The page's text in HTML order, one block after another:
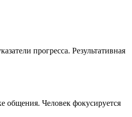
прогресса. Результативная
общения. Человек фокусируется